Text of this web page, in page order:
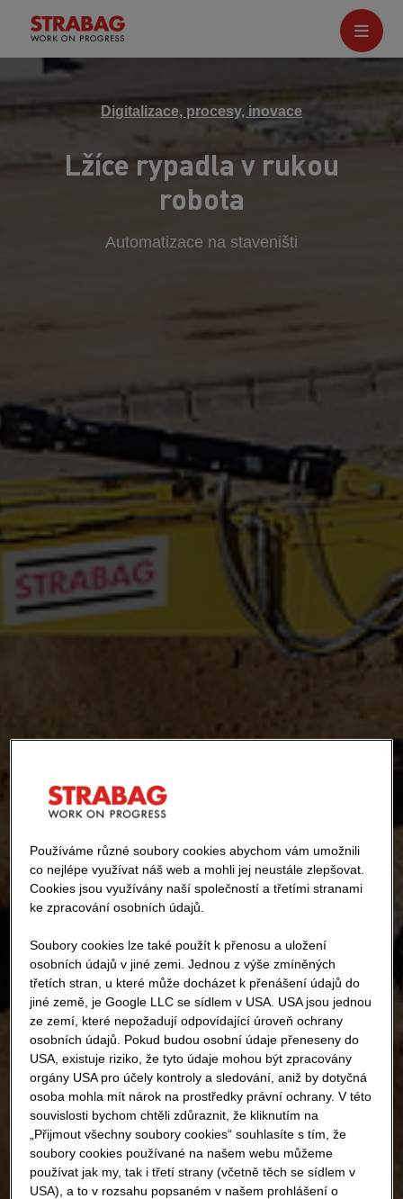
Digitalizace, procesy, inovace
Lžíce rypadla v rukou
robota
Automatizace na staveništi
Používáme různé soubory cookies abychom vám umožnili
co nejlépe využívat náš web a mohli jej neustále zlepšovat.
Cookies jsou využívány naší společností a třetími stranami
ke zpracování osobních údajů.
Soubory cookies lze také použít k přenosu a uložení
osobních údajů v jiné zemi. Jednou z výše zmíněných
třetích stran, u které může docházet k přenášení údajů do
jiné země, je Google LLC se sídlem v USA. USA jsou jednou
ze zemí, které nepožadují odpovídající úroveň ochrany
osobních údajů. Pokud budou osobní údaje přeneseny do
USA, existuje riziko, že tyto údaje mohou být zpracovány
orgány USA pro účely kontroly a sledování, aniž by dotyčná
osoba mohla mít nárok na prostředky právní ochrany. V této
souvislosti bychom chtěli zdůraznit, že kliknutím na
„Přijmout všechny soubory cookies“ souhlasíte s tím, že
soubory cookies používané na našem webu můžeme
používat jak my, tak i třetí strany (včetně těch se sídlem v
USA), a to v rozsahu popsaném v našem prohlášení o